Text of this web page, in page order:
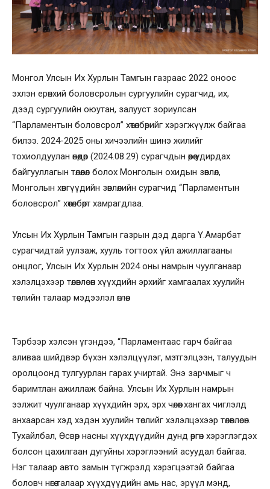
Монгол Улсын Их Хурлын Тамгын газраас 2022 оноос
эхлэн ерөнхий боловсролын сургуулийн сурагчид, их,
дээд сургуулийн оюутан, залууст зориулсан
“Парламентын боловсрол” хөтөлбөрийг хэрэгжүүлж байгаа
билээ. 2024-2025 оны хичээлийн шинэ жилийг
тохиолдуулан өнөөдөр (2024.08.29) сурагчдын өөрөө удирдах
байгууллагын төлөөлөл болох Монголын охидын зөвлөл,
Монголын хөвгүүдийн зөвлөлийн сурагчид “Парламентын
боловсрол” хөтөлбөрт хамрагдлаа.
Улсын Их Хурлын Тамгын газрын дэд дарга Ү.Амарбат
сурагчидтай уулзаж, хууль тогтоох үйл ажиллагааны
онцлог, Улсын Их Хурлын 2024 оны намрын чуулганаар
хэлэлцэхээр төлөвлөсөн хүүхдийн эрхийг хамгаалах хуулийн
төслийн талаар мэдээлэл өглөө.
Тэрбээр хэлсэн үгэндээ, “Парламентаас гарч байгаа
аливаа шийдвэр бүхэн хэлэлцүүлэг, мэтгэлцээн, талуудын
оролцоонд тулгуурлан гарах учиртай. Энэ зарчмыг ч
баримтлан ажиллаж байна. Улсын Их Хурлын намрын
ээлжит чуулганаар хүүхдийн эрх, эрх чөлөөг хангах чиглэлд
анхаарсан хэд хэдэн хуулийн төслийг хэлэлцэхээр төлөвлөсөн.
Тухайлбал, Өсвөр насны хүүхдүүдийн дунд өргөн хэрэглэгдэх
болсон цахилгаан дугуйны хэрэглээний асуудал байгаа.
Нэг талаар авто замын түгжрэлд хэрэгцээтэй байгаа
боловч нөгөө талаар хүүхдүүдийн амь нас, эрүүл мэнд,